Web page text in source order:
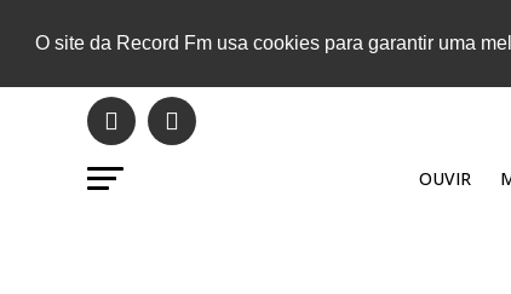
O site da Record Fm usa cookies para garantir uma
OUVIR